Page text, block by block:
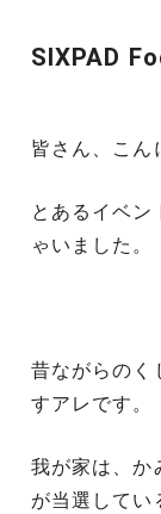
SIXPAD
皆さん、こん
とあるイベ
ゃいました。
昔ながらのく
すアレです。
我が家は、か
が当選してい